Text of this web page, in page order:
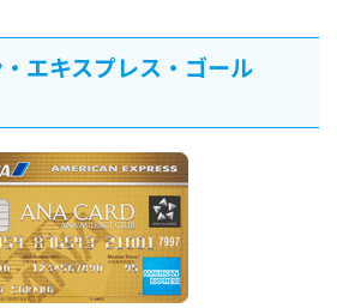
エキスプレス・ゴール